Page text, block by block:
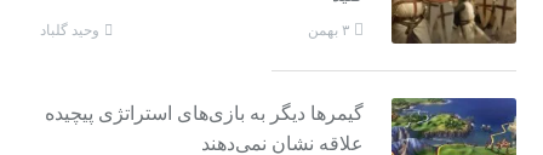
۳ بهمن وحید گلباد
گیمرها دیگر به بازی‌های استراتژی پیچیده
علاقه نشان نمی‌دهند